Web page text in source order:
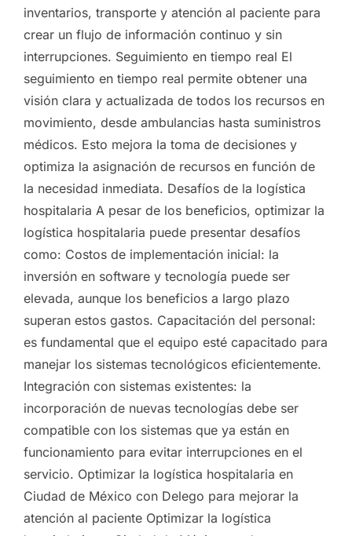
inventarios, transporte y atención al paciente para
crear un flujo de información continuo y sin
interrupciones. Seguimiento en tiempo real El
seguimiento en tiempo real permite obtener una
visión clara y actualizada de todos los recursos en
movimiento, desde ambulancias hasta suministros
médicos. Esto mejora la toma de decisiones y
optimiza la asignación de recursos en función de
la necesidad inmediata. Desafíos de la logística
hospitalaria A pesar de los beneficios, optimizar la
logística hospitalaria puede presentar desafíos
como: Costos de implementación inicial: la
inversión en software y tecnología puede ser
elevada, aunque los beneficios a largo plazo
superan estos gastos. Capacitación del personal:
es fundamental que el equipo esté capacitado para
manejar los sistemas tecnológicos eficientemente.
Integración con sistemas existentes: la
incorporación de nuevas tecnologías debe ser
compatible con los sistemas que ya están en
funcionamiento para evitar interrupciones en el
servicio. Optimizar la logística hospitalaria en
Ciudad de México con Delego para mejorar la
atención al paciente Optimizar la logística